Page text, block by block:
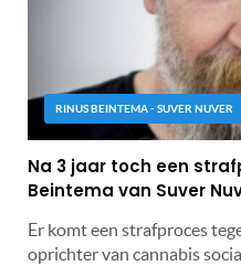
RINUS BEINTEMA - SUVER NUVER
Na 3 jaar toch een
Beintema van Suver
Er komt een strafproces
oprichter van cannabis